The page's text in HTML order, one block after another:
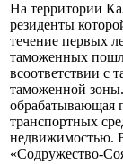
На территории
резиденты
течение первых
таможенных
всоответствии с
таможенной
обрабатывающая
транспортных
недвижимостью.
«Содружество-